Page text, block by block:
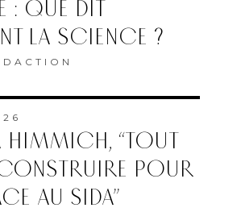
: QUE DIT
LA SCIENCE ?
HIMMICH, “TOUT
POUR
AU SIDA”